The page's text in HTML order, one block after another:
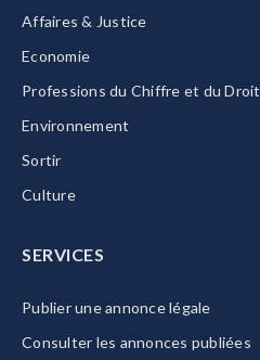
Affaires & Justice
Economie
Professions du Chiffre et du Droit
Environnement
Sortir
Culture
SERVICES
Publier une annonce légale
Consulter les annonces publiées